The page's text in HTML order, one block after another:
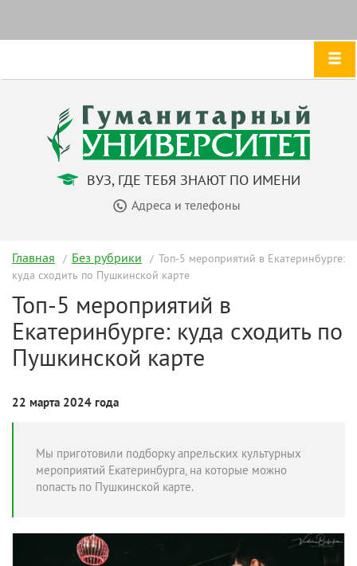
ВУЗ, ГДЕ ТЕБЯ ЗНАЮТ ПО ИМЕНИ
Адреса и телефоны
Главная Без рубрики
Топ-5 мероприятий в Екатеринбурге:
куда сходить по Пушкинской карте
Топ-5 мероприятий в
Екатеринбурге: куда сходить по
Пушкинской карте
22 марта 2024 года
Мы приготовили подборку апрельских культурных
мероприятий Екатеринбурга, на которые можно
попасть по Пушкинской карте.